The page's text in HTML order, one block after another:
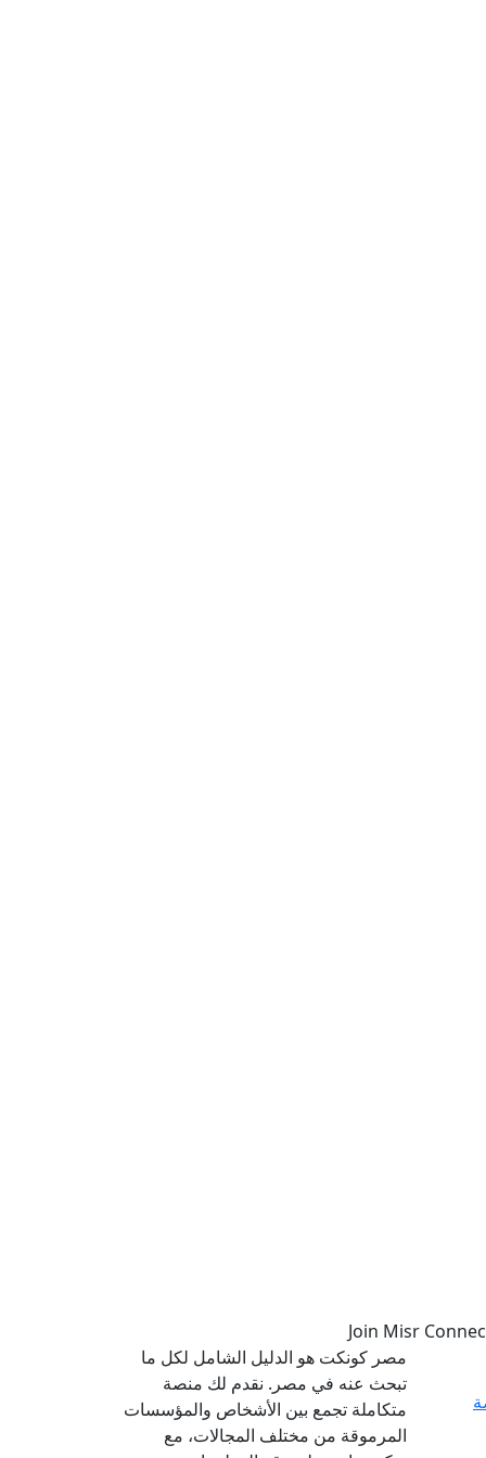
مصر كونكت هو الدليل الشامل لكل ما
تبحث عنه في مصر. نقدم لك منصة
متكاملة تجمع بين الأشخاص والمؤسسات
المرموقة من مختلف المجالات، مع